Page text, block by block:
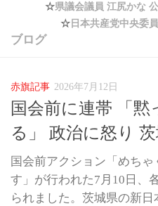
☆県議会議員 江尻かな
☆ 日本共産党中央委
ブログ
赤旗記事 2026年7月12日
国会前に連帯 「
る」 政治に怒り
国会前アクション「めち
す」が行われた7月10日、
られました。茨城県の新